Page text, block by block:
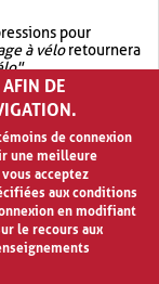
pour
à véloretournera
.
OR.garage OR vélo
à vélo
DE
de connexion
une meilleure
acceptez
aux conditions
en modifiant
le recours aux